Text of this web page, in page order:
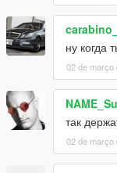
ну когда
02 de março
так
02 de março